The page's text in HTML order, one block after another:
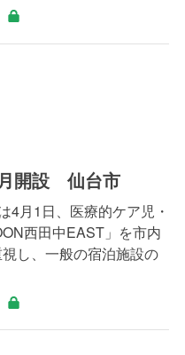
開設 仙台市
4月1日、医療的ケア児・
西田中EAST」を市内
し、一般の宿泊施設の